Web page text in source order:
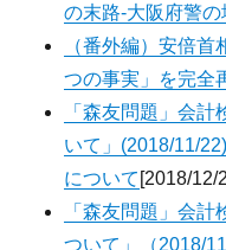
の末路-大阪府警の
（番外編）安倍
つの事実」を完全
「森友問題」会
いて」(2018/11/
について [2018/12/
「森友問題」会
ついて」（2018/